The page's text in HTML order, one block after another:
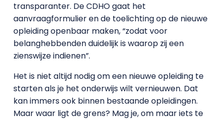
transparanter. De CDHO gaat het
aanvraagformulier en de toelichting op de nieuwe
opleiding openbaar maken, “zodat voor
belanghebbenden duidelijk is waarop zij een
zienswijze indienen”.
Het is niet altijd nodig om een nieuwe opleiding te
starten als je het onderwijs wilt vernieuwen. Dat
kan immers ook binnen bestaande opleidingen.
Maar waar ligt de grens? Mag je, om maar iets te